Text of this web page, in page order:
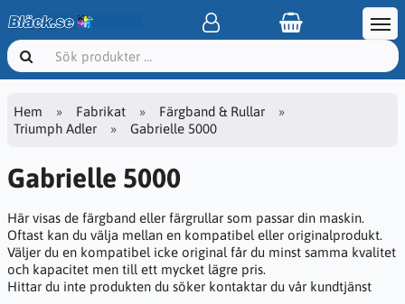
Hem Fabrikat
Färgband & Rullar
Triumph Adler
Gabrielle 5000
Gabrielle 5000
Här visas de färgband eller färgrullar som passar din maskin.
Oftast kan du välja mellan en kompatibel eller originalprodukt.
Väljer du en kompatibel icke original får du minst samma kvalitet
och kapacitet men till ett mycket lägre pris.
Hittar du inte produkten du söker kontaktar du vår kundtjänst